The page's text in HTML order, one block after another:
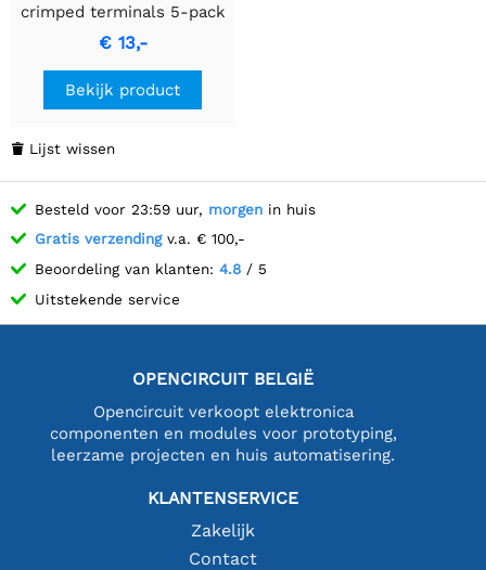
crimped terminals 5-pack
MF 24" grijs
€ 13,-
Bekijk product
 Lijst wissen
Besteld voor 23:59 uur, morgen in huis
Gratis verzendingv.a. € 100,-
Beoordeling van klanten: 4.8 / 5
Uitstekende service
OPENCIRCUIT BELGIË
Opencircuit verkoopt elektronica
componenten en modules voor prototyping,
leerzame projecten en huis automatisering.
KLANTENSERVICE
Zakelijk
Contact